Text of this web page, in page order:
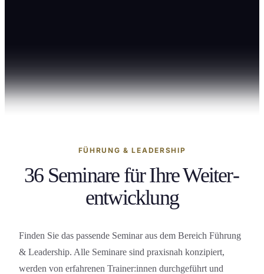
FÜHRUNG & LEADERSHIP
36 Seminare für Ihre Weiter­
entwicklung
Finden Sie das passende Seminar aus dem Bereich Führung
& Leadership. Alle Seminare sind praxisnah konzipiert,
werden von erfahrenen Trainer:innen durchgeführt und